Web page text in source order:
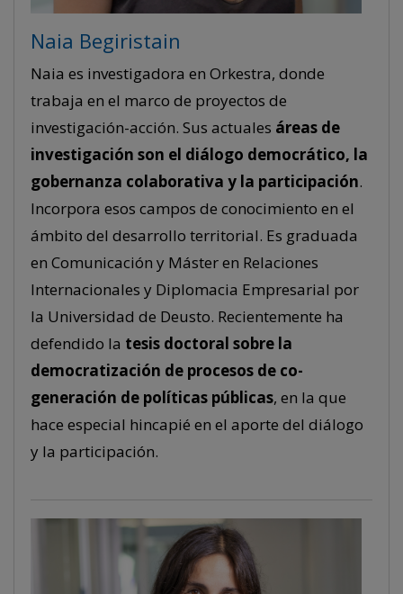
Naia Begiristain
Naia es investigadora en Orkestra, donde
trabaja en el marco de proyectos de
investigación-acción. Sus actuales áreas de
investigación son el diálogo democrático, la
gobernanza colaborativa y la participación.
Incorpora esos campos de conocimiento en el
ámbito del desarrollo territorial. Es graduada
en Comunicación y Máster en Relaciones
Internacionales y Diplomacia Empresarial por
la Universidad de Deusto. Recientemente ha
defendido la tesis doctoral sobre la
democratización de procesos de co-
generación de políticas públicas, en la que
hace especial hincapié en el aporte del diálogo
y la participación.